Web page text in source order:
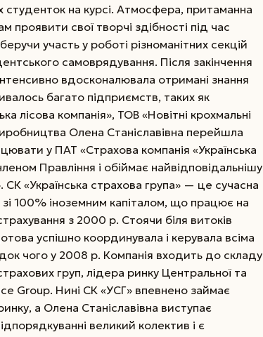
на курсі. Атмосфера, притаманна
свої творчі здібності під час
участь у роботі різноманітних секцій
самоврядування. Після закінчення
вдосконалювала отримані знання
багато підприємств, таких як
лісова компанія», ТОВ «Но­вітні крохмальні
Олена Станіславівна перейшла
у ПАТ «Страхова компанія «Українська
Правління і обіймає най­відповідальнішу
«Українська страхова група» — це сучасна
100% іноземним капіталом, що працює на
з 2000 р. Стоячи біля витоків
успішно координувала і керувала всіма
чого у 2008 р. Компанія входить до складу
груп, лідера ринку Центральної та
Group. Нині СК «УСГ» впевнено займає
а Олена Станіславівна виступає
великий колектив і є